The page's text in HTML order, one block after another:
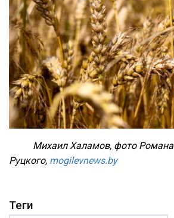
Михаил Халамов, фото Романа
Руцкого, mogilevnews.by
Теги